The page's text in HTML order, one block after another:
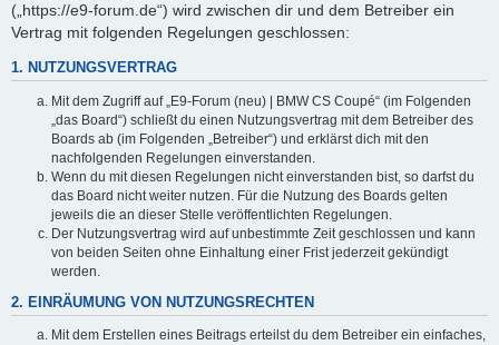
(„https://e9-forum.de“) wird zwischen dir und dem Betreiber ein
Vertrag mit folgenden Regelungen geschlossen:
1. NUTZUNGSVERTRAG
Mit dem Zugriff auf „E9-Forum (neu) | BMW CS Coupé“ (im Folgenden
„das Board“) schließt du einen Nutzungsvertrag mit dem Betreiber des
Boards ab (im Folgenden „Betreiber“) und erklärst dich mit den
nachfolgenden Regelungen einverstanden.
Wenn du mit diesen Regelungen nicht einverstanden bist, so darfst du
das Board nicht weiter nutzen. Für die Nutzung des Boards gelten
jeweils die an dieser Stelle veröffentlichten Regelungen.
Der Nutzungsvertrag wird auf unbestimmte Zeit geschlossen und kann
von beiden Seiten ohne Einhaltung einer Frist jederzeit gekündigt
werden.
2. EINRÄUMUNG VON NUTZUNGSRECHTEN
Mit dem Erstellen eines Beitrags erteilst du dem Betreiber ein einfaches,